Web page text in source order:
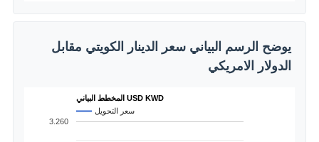
يوضح الرسم البياني سعر الدينار الكويتي مقابل
الدولار الامريكي
المخطط البياني USD KWD
سعر التحويل
3.260